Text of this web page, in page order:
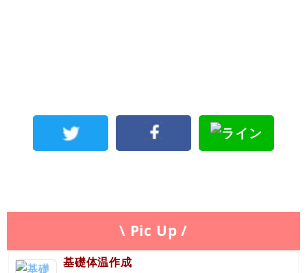
\ Pic Up /
基礎体温作成